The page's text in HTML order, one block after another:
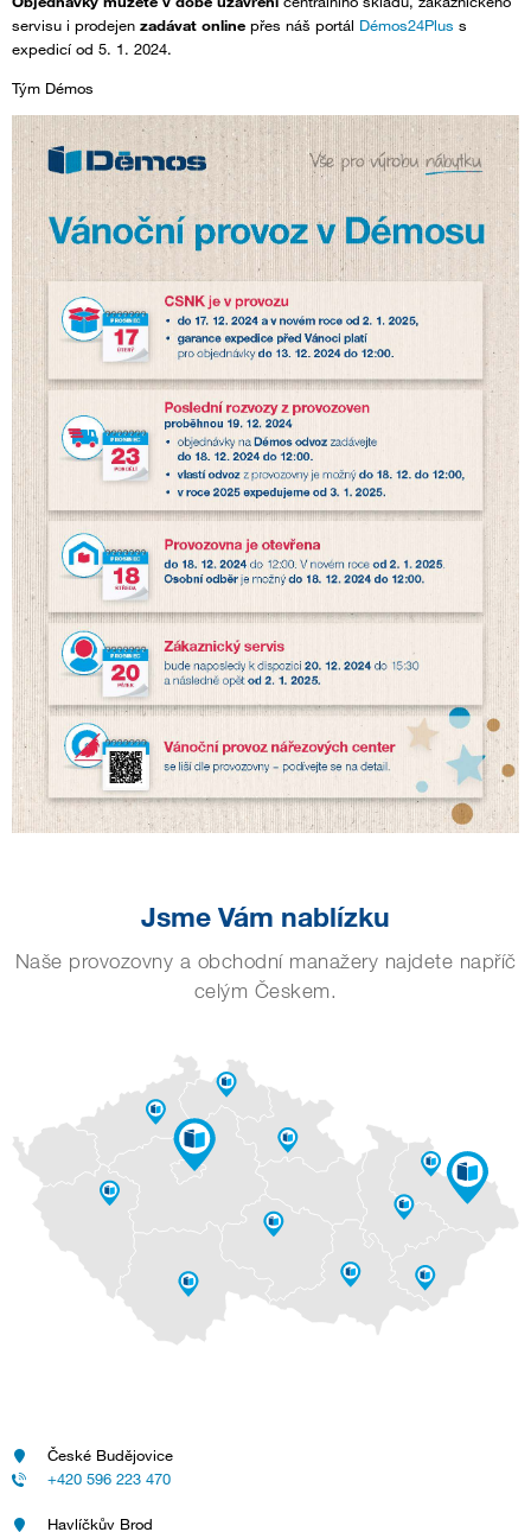
servisu i prodejen zadávat online přes náš portál Démos24Plus s
expedicí od 5. 1. 2024.
Tým Démos
Jsme Vám nablízku
Naše provozovny a obchodní manažery najdete napříč
celým Českem.
České Budějovice
+420 596 223 470
Havlíčkův Brod